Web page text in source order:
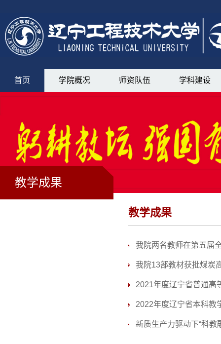
首页 学院概况 师资队伍 学科建设
教学成果
教学成果
我院两名教师在第五届
我院13部教材获批煤炭
2021年度辽宁省普通高
2022年度辽宁省本科教
新质生产力驱动下“科教